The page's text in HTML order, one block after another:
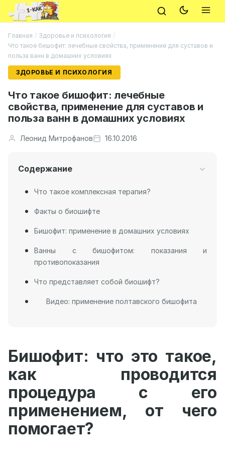
Главная / Здоровье и психология /
Что такое бишофит: лечебные свойства, применение для суставов и
польза ванн в домашних условиях
ЗДОРОВЬЕ И ПСИХОЛОГИЯ
Что такое бишофит: лечебные
свойства, применение для суставов и
польза ванн в домашних условиях
Леонид Митрофанов 16.10.2016
Содержание
Что такое комплексная терапия?
Факты о биошифте
Бишофит: применение в домашних условиях
Ванны с бишофитом: показания и
противопоказания
Что представляет собой биошифт?
Видео: применение полтавского бишофита
Бишофит: что это такое,
как проводится
процедура с его
применением, от чего
помогает?